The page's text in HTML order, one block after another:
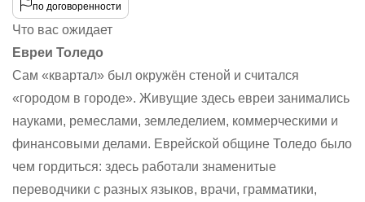
по договоренности
Что вас ожидает
Евреи Толедо
Сам «квартал» был окружён стеной и считался
«городом в городе». Живущие здесь евреи занимались
науками, ремеслами, земледелием, коммерческими и
финансовыми делами. Еврейской общине Толедо было
чем гордиться: здесь работали знаменитые
переводчики с разных языков, врачи, грамматики,